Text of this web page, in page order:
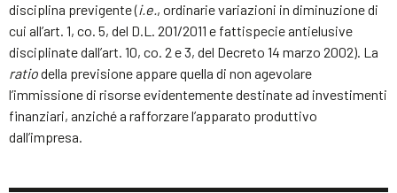
disciplina previgente (i.e., ordinarie variazioni in diminuzione di
cui all’art. 1, co. 5, del D.L. 201/2011 e fattispecie antielusive
disciplinate dall’art. 10, co. 2 e 3, del Decreto 14 marzo 2002). La
ratiodella previsione appare quella di non agevolare
l’immissione di risorse evidentemente destinate ad investimenti
finanziari, anziché a rafforzare l’apparato produttivo
dall’impresa.